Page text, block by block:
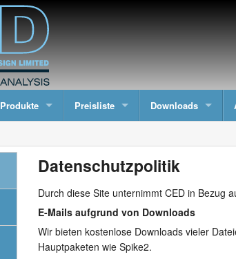
Produkte Preisliste Downloads
Datenschutzpolitik
Durch diese Site unternimmt CED in Bezug
E-Mails aufgrund von Downloads
Wir bieten kostenlose Downloads vieler
Hauptpaketen wie Spike2.